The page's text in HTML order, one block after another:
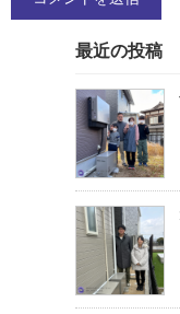
最近の投稿